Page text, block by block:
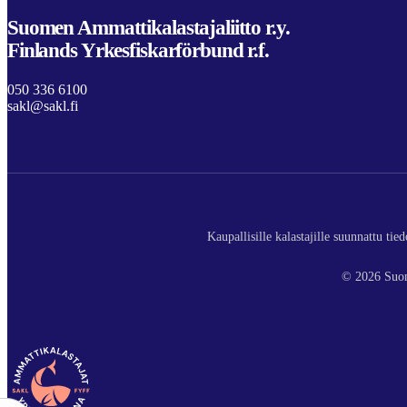
Suomen Ammattikalastajaliitto r.y.
Finlands Yrkesfiskarförbund r.f.
050 336 6100
sakl@sakl.fi
Kaupallisille kalastajille suunnattu
© 2026